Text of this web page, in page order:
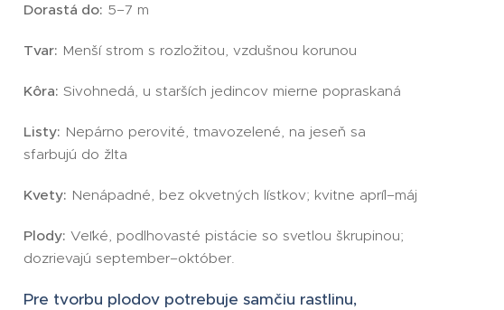
Dorastá do: 5–7 m
Tvar: Menší strom s rozložitou, vzdušnou korunou
Kôra: Sivohnedá, u starších jedincov mierne popraskaná
Listy: Nepárno perovité, tmavozelené, na jeseň sa
sfarbujú do žlta
Kvety: Nenápadné, bez okvetných lístkov; kvitne apríl–máj
Plody: Veľké, podlhovasté pistácie so svetlou škrupinou;
dozrievajú september–október.
Pre tvorbu plodov potrebuje samčiu rastlinu,